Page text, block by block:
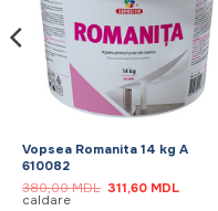
Vopsea Romanita 14 kg A
610082
380,00MDL Prețul
inițial
311,60 MDLPrețul
caldare